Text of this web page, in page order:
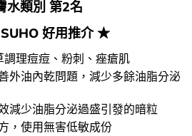
水類別 第2名
好用推介 ★
調理痘痘、粉刺、痤瘡肌
外油內乾問題，減少多餘油脂分泌
減少油脂分泌過盛引發的暗粒
，使用無害低敏成份